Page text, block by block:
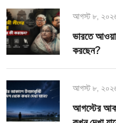
আগস্ট ৮,
ভারতে
করছেন?
আগস্ট ৮,
আগস্টের